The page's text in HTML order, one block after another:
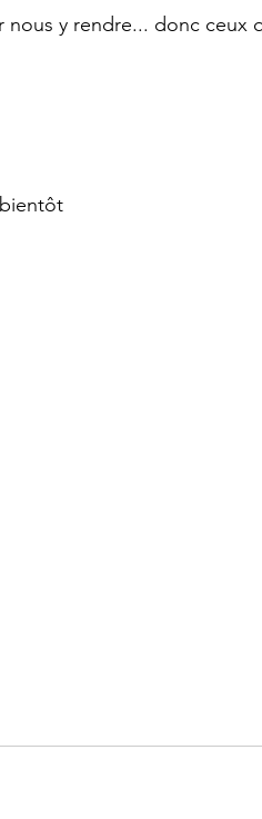
y rendre... donc ceux